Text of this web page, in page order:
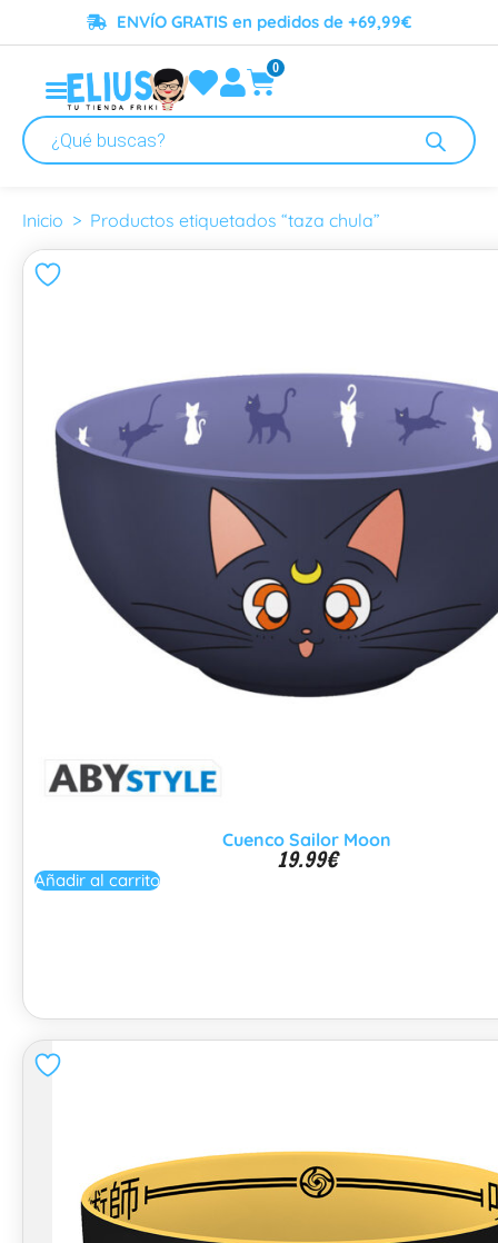
ENVÍO GRATIS en pedidos de +69,99€
0
Inicio > Productos etiquetados “taza chula”
taza chula
Cuenco Sailor Moon
19.99€
Añadir al carrito